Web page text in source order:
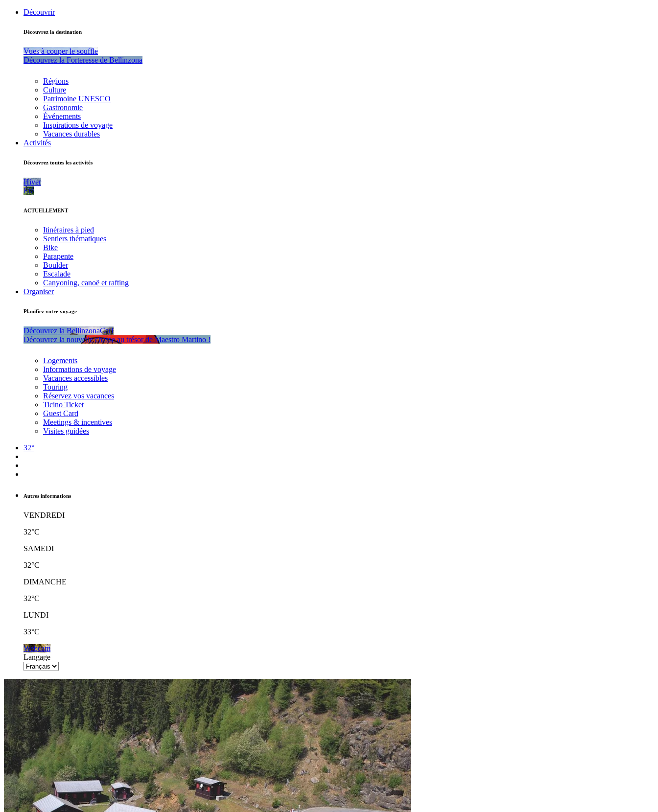
Découvrir
Découvrez la destination
Vues à couper le souffle
Découvrez la Forteresse de Bellinzona
Régions
Culture
Patrimoine UNESCO
Gastronomie
Événements
Inspirations de voyage
Vacances durables
Activités
Découvrez toutes les activités
Hiver
Été
ACTUELLEMENT
Itinéraires à pied
Sentiers thématiques
Bike
Parapente
Boulder
Escalade
Canyoning, canoë et rafting
Organiser
Planifiez votre voyage
Découvrez la BellinzonaCar!
Découvrez la nouvelle chasse au trésor de Maestro Martino !
Logements
Informations de voyage
Vacances accessibles
Touring
Réservez vos vacances
Ticino Ticket
Guest Card
Meetings & incentives
Visites guidées
32°
Autres informations
VENDREDI
32°C
SAMEDI
32°C
DIMANCHE
32°C
LUNDI
33°C
Webcam
Langage